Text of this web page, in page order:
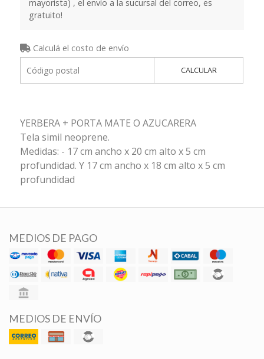
mayorista) , el envío a la sucursal del correo, es
gratuito!
Calculá el costo de envío
CALCULAR
YERBERA + PORTA MATE O AZUCARERA
Tela simil neoprene.
Medidas: - 17 cm ancho x 20 cm alto x 5 cm
profundidad. Y 17 cm ancho x 18 cm alto x 5 cm
profundidad
MEDIOS DE PAGO
MEDIOS DE ENVÍO